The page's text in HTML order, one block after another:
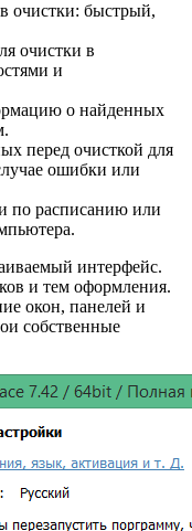
очистки: быстрый,
очистки в
и
о найденных
перед очисткой для
ошибки или
по расписанию или
интерфейс.
и тем оформления.
окон, панелей и
собственные